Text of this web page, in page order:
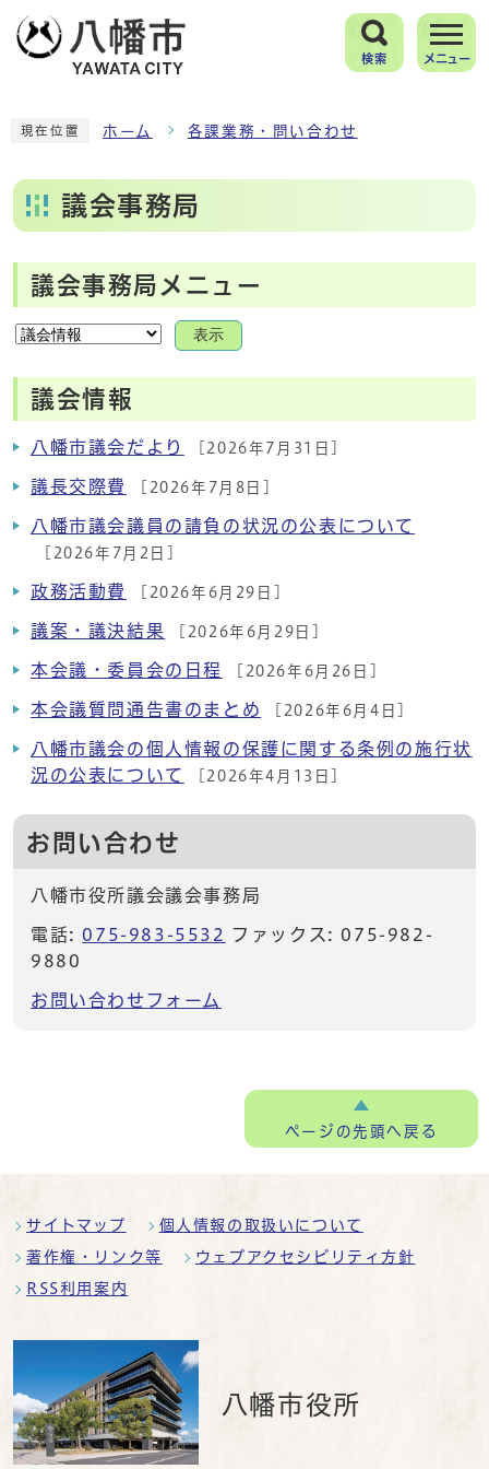
検索 メニュー
現在位置 ホーム 各課業務・問い合わせ
議会事務局
議会事務局メニュー
表示
議会情報
八幡市議会だより [2026年7月31日]
議長交際費 [2026年7月8日]
八幡市議会議員の請負の状況の公表について
[2026年7月2日]
政務活動費 [2026年6月29日]
議案・議決結果 [2026年6月29日]
本会議・委員会の日程 [2026年6月26日]
本会議質問通告書のまとめ [2026年6月4日]
八幡市議会の個人情報の保護に関する条例の施行状
況の公表について
[2026年4月13日]
お問い合わせ
八幡市役所議会議会事務局
電話: 075-983-5532 ファックス: 075-982-
9880
お問い合わせフォーム
ページの先頭へ戻る
サイトマップ 個人情報の取扱いについて
著作権・リンク等 ウェブアクセシビリティ方針
RSS利用案内
八幡市役所